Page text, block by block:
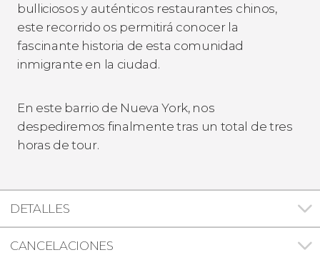
bulliciosos y auténticos restaurantes chinos,
este recorrido os permitirá conocer la
fascinante historia de esta comunidad
inmigrante en la ciudad.
En este barrio de Nueva York, nos
despediremos finalmente tras un total de tres
horas de tour.
DETALLES
CANCELACIONES